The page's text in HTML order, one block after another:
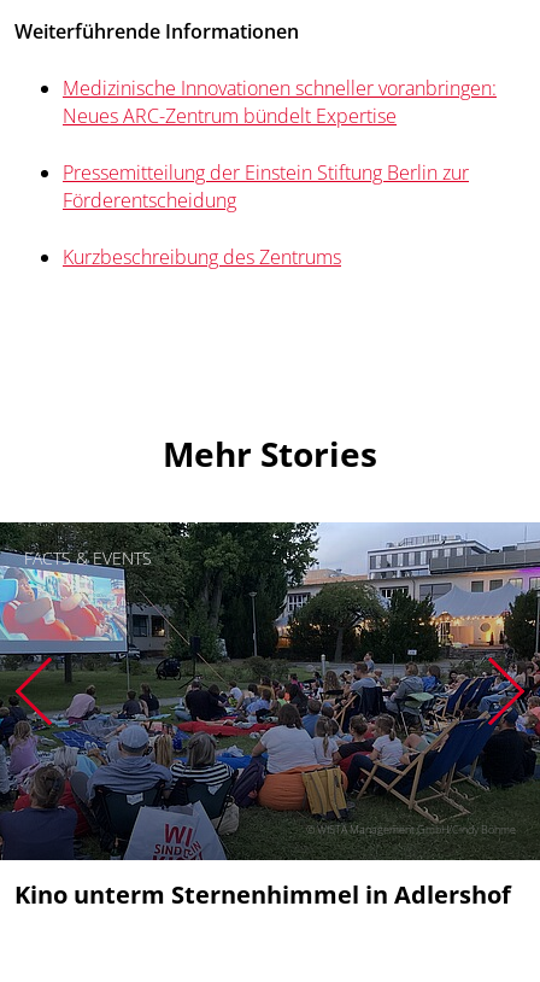
Weiterführende Informationen
Medizinische Innovationen schneller voranbringen:
Neues ARC-Zentrum bündelt Expertise
Pressemitteilung der Einstein Stiftung Berlin zur
Förderentscheidung
Kurzbeschreibung des Zentrums
Mehr Stories
FACTS & EVENTS
© WISTA Management GmbH/Cindy Böhme
Kino unterm Sternenhimmel in Adlershof